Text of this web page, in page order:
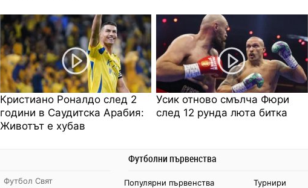
Кристиано Роналдо след 2
години в Саудитска Арабия:
Животът е хубав
Усик отново смълча Фюри
след 12 рунда люта битка
Футбол Свят
Футболни първенства
Популярни първенства Турнири